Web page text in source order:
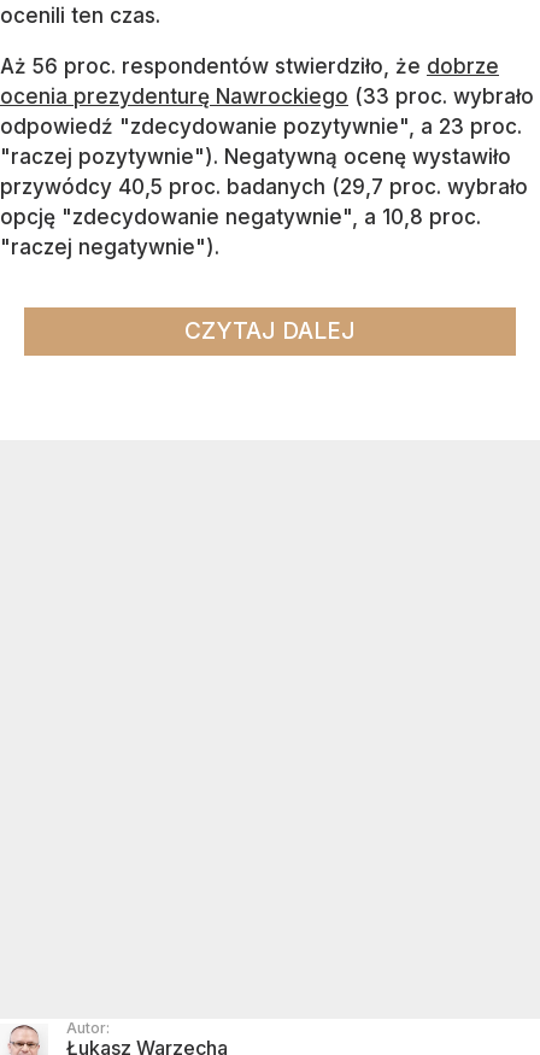
ocenili ten czas.
Aż 56 proc. respondentów stwierdziło, że dobrze
ocenia prezydenturę Nawrockiego (33 proc. wybrało
odpowiedź "zdecydowanie pozytywnie", a 23 proc.
"raczej pozytywnie"). Negatywną ocenę wystawiło
przywódcy 40,5 proc. badanych (29,7 proc. wybrało
opcję "zdecydowanie negatywnie", a 10,8 proc.
"raczej negatywnie").
CZYTAJ DALEJ
Autor:
Łukasz Warzecha